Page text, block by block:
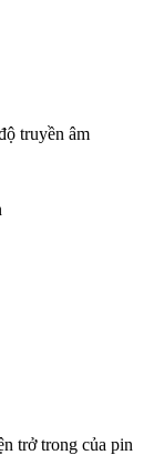
truyền âm
trở trong của pin